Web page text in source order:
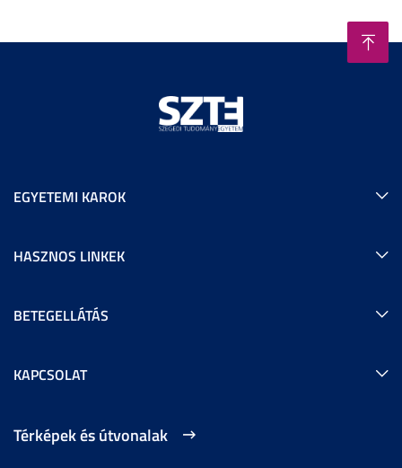
EGYETEMI KAROK
HASZNOS LINKEK
BETEGELLÁTÁS
KAPCSOLAT
Térképek és útvonalak